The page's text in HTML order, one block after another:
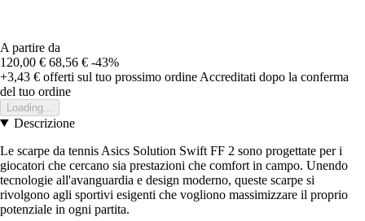
A partire da
120,00 € 68,56 € -43%
+3,43 € offerti sul tuo prossimo ordine Accreditati dopo la conferma
del tuo ordine
Loading...
Descrizione
Le scarpe da tennis Asics Solution Swift FF 2 sono progettate per i
giocatori che cercano sia prestazioni che comfort in campo. Unendo
tecnologie all'avanguardia e design moderno, queste scarpe si
rivolgono agli sportivi esigenti che vogliono massimizzare il proprio
potenziale in ogni partita.